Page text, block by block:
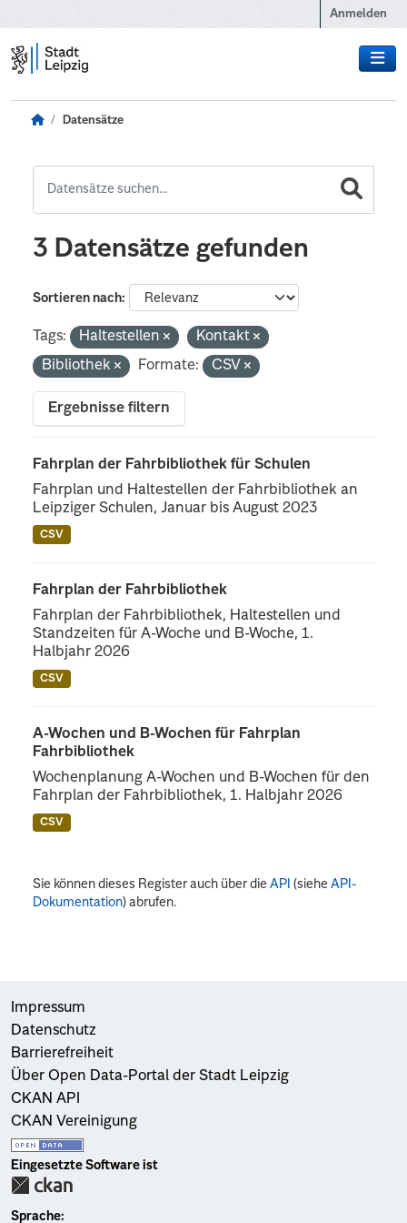
Anmelden
Datensätze
3 Datensätze gefunden
Sortieren nach
Tags: Haltestellen
Kontakt
Bibliothek
Formate: CSV
Ergebnisse filtern
Fahrplan der Fahrbibliothek für Schulen
Fahrplan und Haltestellen der Fahrbibliothek an
Leipziger Schulen, Januar bis August 2023
CSV
Fahrplan der Fahrbibliothek
Fahrplan der Fahrbibliothek, Haltestellen und
Standzeiten für A-Woche und B-Woche, 1.
Halbjahr 2026
CSV
A-Wochen und B-Wochen für Fahrplan
Fahrbibliothek
Wochenplanung A-Wochen und B-Wochen für den
Fahrplan der Fahrbibliothek, 1. Halbjahr 2026
CSV
Sie können dieses Register auch über dieAPI (sieheAPI-
Dokumentation) abrufen.
Impressum
Datenschutz
Barrierefreiheit
Über Open Data-Portal der Stadt Leipzig
CKAN API
CKAN Vereinigung
Eingesetzte Software ist
Sprache